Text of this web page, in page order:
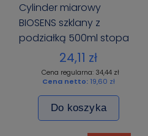
Cylinder miarowy
BIOSENS szklany z
podziałką 500ml stopa
24,11 zł
Cena regularna: 34,44 zł
Cena netto: 19,60 zł
Do koszyka